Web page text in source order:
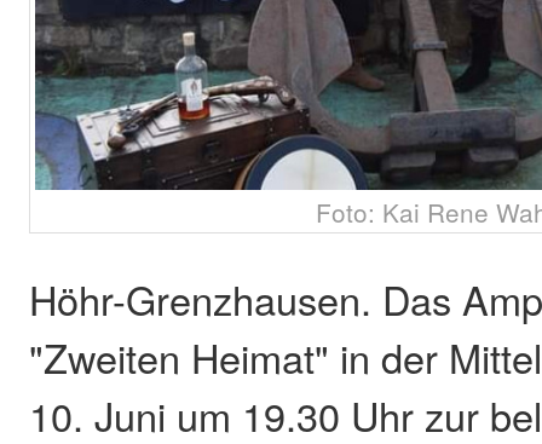
Foto: Kai Rene
Höhr-Grenzhausen. Das
"Zweiten Heimat" in der
10. Juni um 19.30 Uhr zur